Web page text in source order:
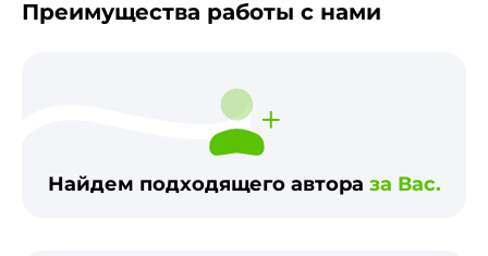
Преимущества работы с нами
Найдем подходящего автора за Вас.